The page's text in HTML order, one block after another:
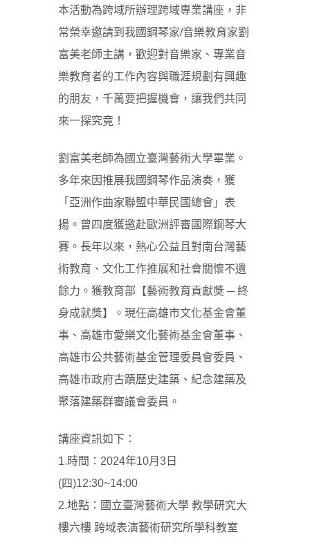
本活動為跨域所辦理跨域專業講座，非
常榮幸邀請到我國鋼琴家/音樂教育家劉
富美老師主講，歡迎對音樂家、專業音
樂教育者的工作內容與職涯規劃有興趣
的朋友，千萬要把握機會，讓我們共同
來一探究竟！
劉富美老師為國立臺灣藝術大學畢業。
多年來因推展我國鋼琴作品演奏，獲
「亞洲作曲家聯盟中華民國總會」表
揚。曾四度獲邀赴歐洲評審國際鋼琴大
賽。長年以來，熱心公益且對南台灣藝
術教育、文化工作推展和社會關懷不遺
餘力。獲教育部【藝術教育貢獻奬 ─ 終
身成就獎】。現任高雄市文化基金會董
事、高雄市愛樂文化藝術基金會董事、
高雄市公共藝術基金管理委員會委員、
高雄市政府古蹟歷史建築、紀念建築及
聚落建築群審議會委員。
講座資訊如下：
1.時間：2024年10月3日
(四)12:30~14:00
2.地點：國立臺灣藝術大學 教學研究大
樓六樓 跨域表演藝術研究所學科教室